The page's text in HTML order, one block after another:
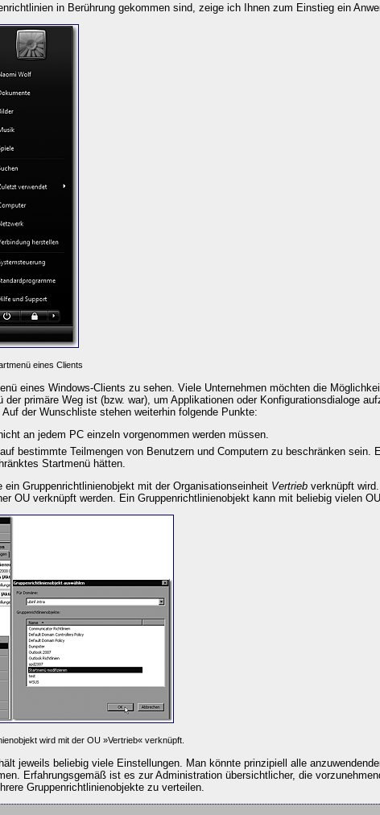
in Berührung gekommen sind, zeige ich Ihnen zum Einstieg ein
eines Clients
eines Windows-Clients zu sehen. Viele Unternehmen möchten die
der primäre Weg ist (bzw. war), um Applikationen oder Konfigurationsdialoge
der Wunschliste stehen weiterhin folgende Punkte:
an jedem PC einzeln vorgenommen werden müssen.
bestimmte Teilmengen von Benutzern und Computern zu beschränken sein.
Startmenü hätten.
ein Gruppenrichtlinienobjekt mit der Organisationseinheit Vertrieb verknüpft
OU verknüpft werden. Ein Gruppenrichtlinienobjekt kann mit beliebig vielen
wird mit der OU »Vertrieb« verknüpft.
jeweils beliebig viele Einstellungen. Man könnte prinzipiell alle
Erfahrungsgemäß ist es zur Administration übersichtlicher, die
Gruppenrichtlinienobjekte zu verteilen.